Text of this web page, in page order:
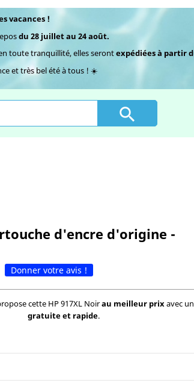
vacances !
du 28 juillet au 24 août.
toute tranquillité, elles serontexpédiées à partir
et très bel été à tous ! ☀️

d'encre d'origine -
Donner votre avis !
cette HP 917XL Noirau meilleur prix avec
gratuite et rapide.